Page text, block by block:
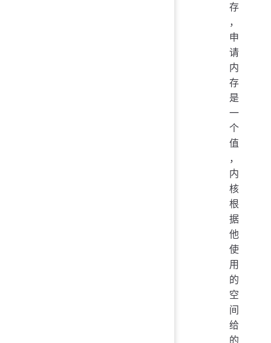
存
，
申
请
内
存
是
一
个
值
，
内
核
根
据
他
使
用
的
空
间
给
的